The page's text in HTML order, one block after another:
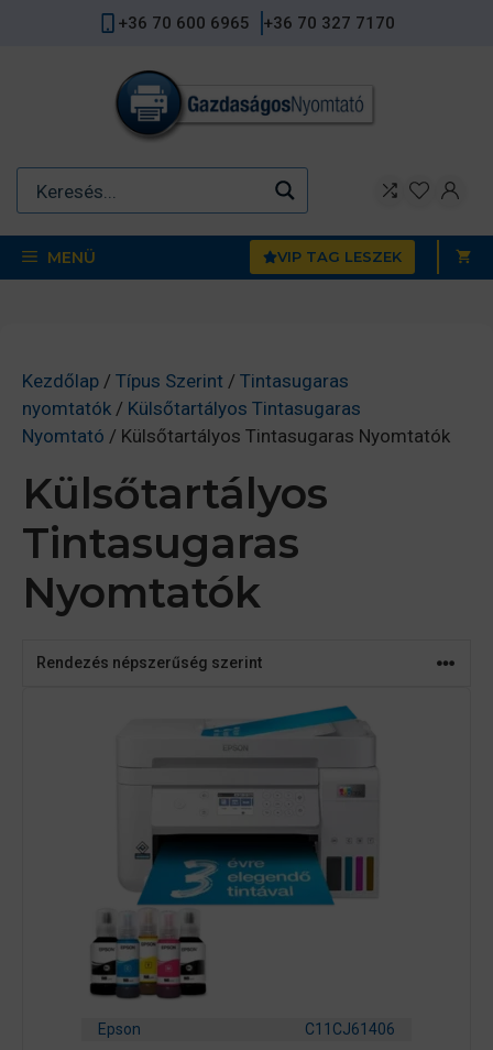
+36 70 600 6965 +36 70 327 7170
MENÜ VIP TAG LESZEK
Kezdőlap / Típus Szerint / Tintasugaras
nyomtatók / Külsőtartályos Tintasugaras
Nyomtató / Külsőtartályos Tintasugaras Nyomtatók
Külsőtartályos
Tintasugaras
Nyomtatók
Epson C11CJ61406